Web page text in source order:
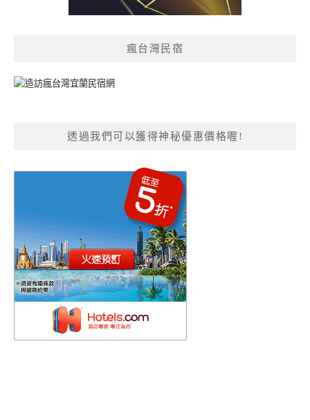
瘋台灣民宿
透過我們可以獲得神秘優惠價格喔!